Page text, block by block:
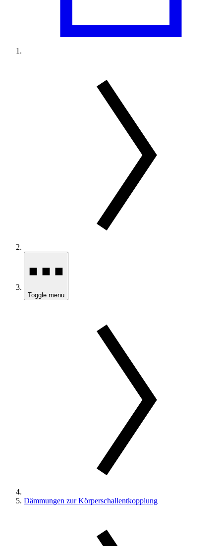
Toggle menu
Dämmungen zur Körperschallentkopplung